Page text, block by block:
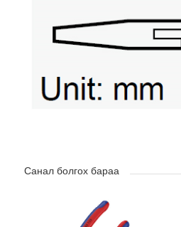
Санал болгох бараа